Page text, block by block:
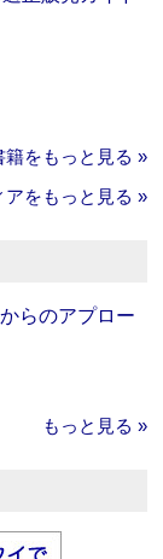
籍をもっと見る »
アをもっと見る »
らのアプロー
もっと見る »